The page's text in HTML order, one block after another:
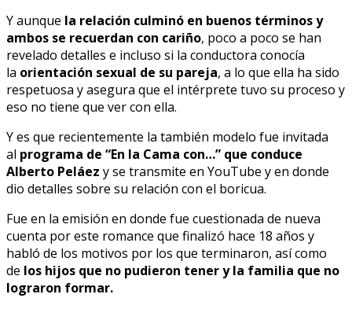
Y aunque la relación culminó en buenos términos y
ambos se recuerdan con cariño, poco a poco se han
revelado detalles e incluso si la conductora conocía
la orientación sexual de su pareja, a lo que ella ha sido
respetuosa y asegura que el intérprete tuvo su proceso y
eso no tiene que ver con ella.
Y es que recientemente la también modelo fue invitada
al programa de “En la Cama con…” que conduce
Alberto Peláez y se transmite en YouTube y en donde
dio detalles sobre su relación con el boricua.
Fue en la emisión en donde fue cuestionada de nueva
cuenta por este romance que finalizó hace 18 años y
habló de los motivos por los que terminaron, así como
de los hijos que no pudieron tener y la familia que no
lograron formar.